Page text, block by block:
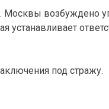
возбуждено
устанавливает
под стражу.